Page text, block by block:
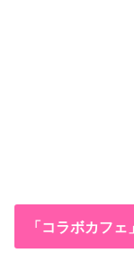
「コラボカフ